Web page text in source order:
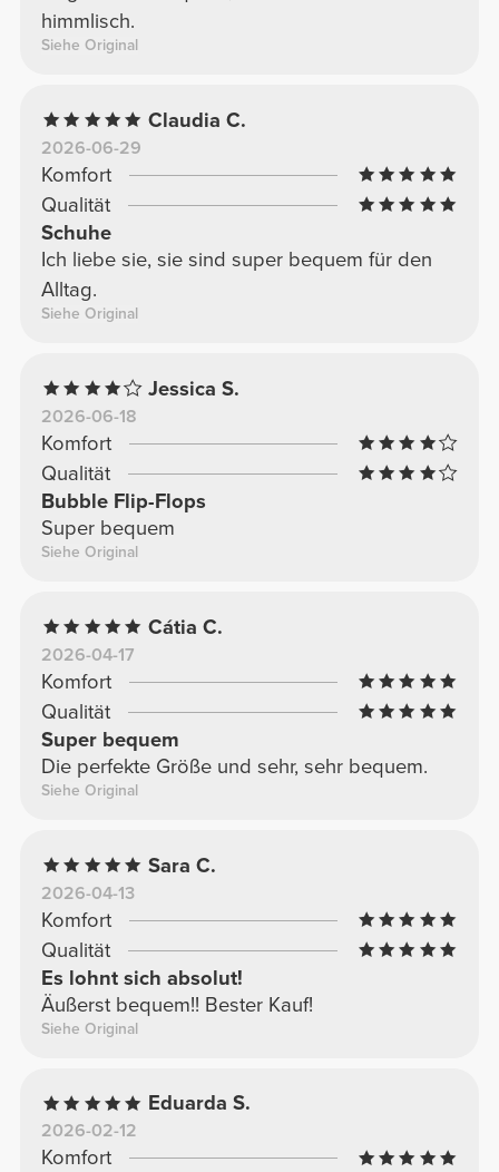
himmlisch.
Siehe Original
Claudia C.
2026-06-29
Komfort
Qualität
Schuhe
Ich liebe sie, sie sind super bequem für den
Alltag.
Siehe Original
Jessica S.
2026-06-18
Komfort
Qualität
Bubble Flip-Flops
Super bequem
Siehe Original
Cátia C.
2026-04-17
Komfort
Qualität
Super bequem
Die perfekte Größe und sehr, sehr bequem.
Siehe Original
Sara C.
2026-04-13
Komfort
Qualität
Es lohnt sich absolut!
Äußerst bequem!! Bester Kauf!
Siehe Original
Eduarda S.
2026-02-12
Komfort